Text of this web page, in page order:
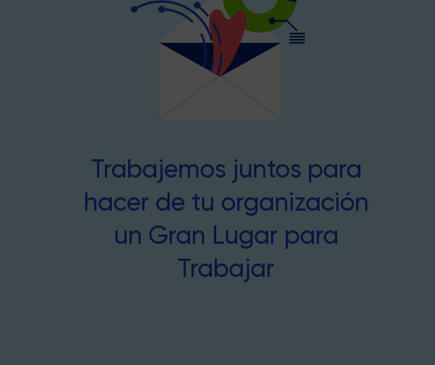
Trabajemos juntos para
hacer de tu organización
un Gran Lugar para
Trabajar